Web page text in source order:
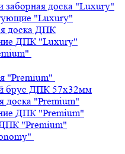
заборная доска "Luxury"
"Luxury"
доска ДПК
ДПК "Luxury"
"Premium"
брус ДПК 57х32мм
доска "Premium"
ДПК "Premium"
"Premium"